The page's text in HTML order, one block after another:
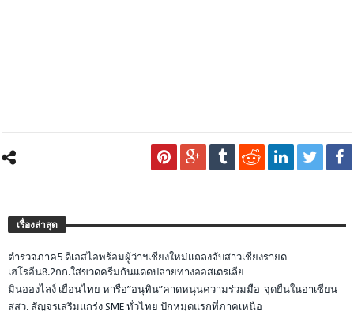
เรื่องล่าสุด
ตำรวจภาค5 ดีเอสไอพร้อมผู้ว่าฯเชียงใหม่แถลงจับสาวเชียงรายด
เฮโรอีน8.2กก.ใส่ขวดครีมกันแดดปลายทางออสเตรเลีย
มินอองไลง์ เยือนไทย หารือ”อนุทิน”คาดหนุนความร่วมมือ-จุดยืนในอาเซียน
สสว. สัญจรเสริมแกร่ง SME ทั่วไทย ปักหมุดแรกที่ภาคเหนือ